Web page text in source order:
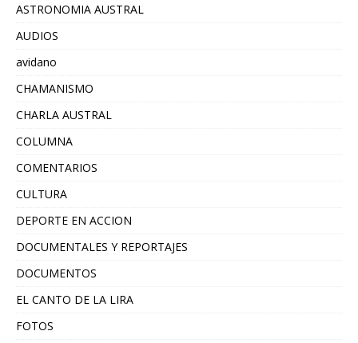
ASTRONOMIA AUSTRAL
AUDIOS
avidano
CHAMANISMO
CHARLA AUSTRAL
COLUMNA
COMENTARIOS
CULTURA
DEPORTE EN ACCION
DOCUMENTALES Y REPORTAJES
DOCUMENTOS
EL CANTO DE LA LIRA
FOTOS